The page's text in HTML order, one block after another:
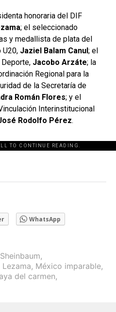
honoraria del DIF
; el seleccionado
y medallista de plata del
U20, Jaziel Balam Canul ; el
Jacobo Arzáte; la
Regional para la
de la Secretaría de
Román Flores; y el
Interinstitucional
Rodolfo Pérez.
TO CONTINUE READING.
WhatsApp
,
Lezama, México imparable,
del carmen,